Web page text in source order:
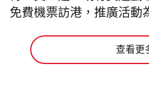
免費機票訪港， 推廣活動
查看更